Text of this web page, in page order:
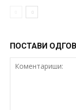
ПОСТАВИ